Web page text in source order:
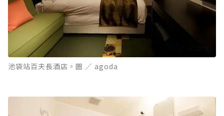
池袋站百夫長酒店。圖 ／ agoda